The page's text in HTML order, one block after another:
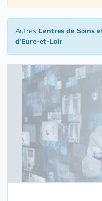
Autres Centres de Soins
d'Eure-et-Loir